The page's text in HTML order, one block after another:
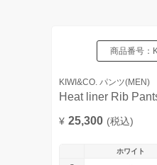
商品番号：
KIWI&CO. パンツ(MEN)
Heat liner Rib
¥ 25,300 (税込)
ホワイト